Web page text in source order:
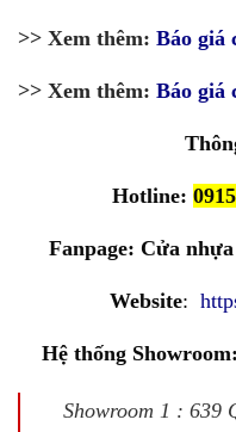
>> Xem thêm: Báo giá
>> Xem thêm: Báo giá
Hotline:
Fanpage: Cửa nhựa
Website:
Hệ thống Showroom:
Showroom 1 : 639